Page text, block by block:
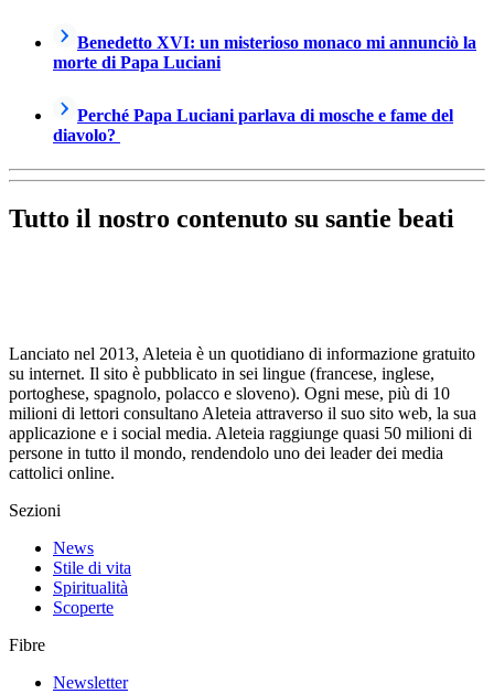
Benedetto XVI: un misterioso monaco mi annunciò la
morte di Papa Luciani
Perché Papa Luciani parlava di mosche e fame del
diavolo?
Tutto il nostro contenuto su santie beati
Lanciato nel 2013, Aleteia è un quotidiano di informazione gratuito
su internet. Il sito è pubblicato in sei lingue (francese, inglese,
portoghese, spagnolo, polacco e sloveno). Ogni mese, più di 10
milioni di lettori consultano Aleteia attraverso il suo sito web, la sua
applicazione e i social media. Aleteia raggiunge quasi 50 milioni di
persone in tutto il mondo, rendendolo uno dei leader dei media
cattolici online.
Sezioni
News
Stile di vita
Spiritualità
Scoperte
Fibre
Newsletter